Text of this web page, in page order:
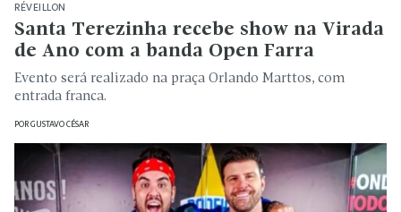
RÉVEILLON
Santa Terezinha recebe show na Virada
de Ano com a banda Open Farra
Evento será realizado na praça Orlando Marttos, com
entrada franca.
PORGUSTAVO CÉSAR